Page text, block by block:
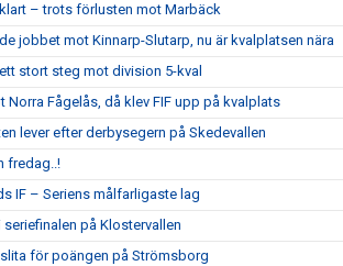
– trots förlusten mot Marbäck
jobbet mot Kinnarp-Slutarp, nu är kvalplatsen nära
stort steg mot division 5-kval
Norra Fågelås, då klev FIF upp på kvalplats
lever efter derbysegern på Skedevallen
fredag..!
IF – Seriens målfarligaste lag
seriefinalen på Klostervallen
för poängen på Strömsborg